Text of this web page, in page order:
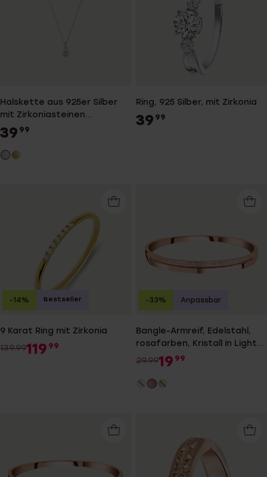
Halskette aus 925er Silber
mit Zirkoniasteinen
besetztem runden Anhänger
39 99
Ring, 925 Silber, mit Zirkonia
39 99
9 Karat Ring mit Zirkonia
139.99119 99
-14% Bestseller
Bangle-Armreif, Edelstahl,
rosafarben, Kristall in Light
Peach
29.9919 99
-33% Anpassbar